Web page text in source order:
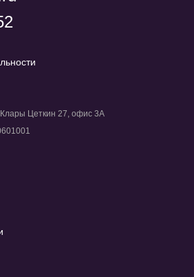
Клары Цеткин 27, офис 3А